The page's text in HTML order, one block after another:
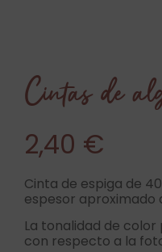
Cintas de
2,40 €
Cinta de espiga de
espesor aproximado
La tonalidad de
con respecto a la